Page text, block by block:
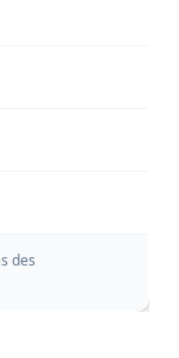
des